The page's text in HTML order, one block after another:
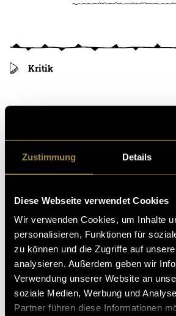
Zustimmung Details
Diese Webseite verwendet Cookies
Wir verwenden Cookies, um Inhalte
personalisieren, Funktionen für
zu können und die Zugriffe auf
analysieren. Außerdem geben wir
Verwendung unserer Website an
soziale Medien, Werbung und
Partner führen diese Informationen
Kritik